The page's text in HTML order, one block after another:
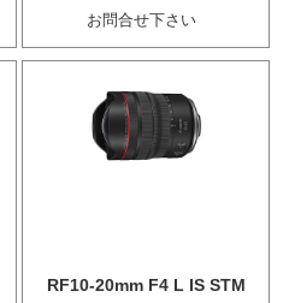
お問合せ下さい
RF10-20mm F4 L IS STM